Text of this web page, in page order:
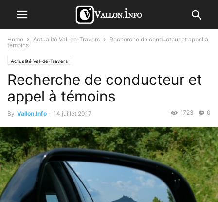
Home Actualité Val-de-Travers
Recherche de conducteur et appel à
témoins
Actualité Val-de-Travers
Recherche de conducteur et
appel à témoins
By Vallon.Info - 14 juillet 2017 0
1723